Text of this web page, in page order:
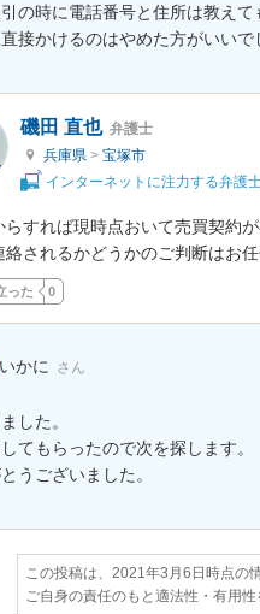
の時に電話番号と住所は教えて
接かけるのはやめた方がいいで
磯田 直也 弁護士
兵庫県 > 宝塚市
インターネットに注力する弁護
らすれば現時点おいて売買契約
絡されるかどうかのご判断はお任
った 0
いかに さん
した。
てもらったので次を探します。
うございました。
この投稿は、2021年3月6日時点の
ご自身の責任のもと適法性・有用